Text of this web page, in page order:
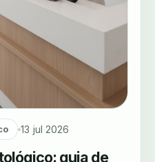
13 jul 2026
guia de